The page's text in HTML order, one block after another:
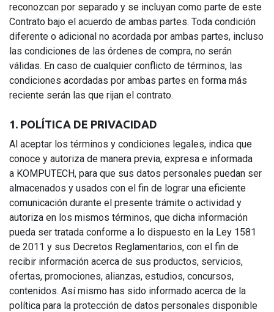
reconozcan por separado y se incluyan como parte de este
Contrato bajo el acuerdo de ambas partes. Toda condición
diferente o adicional no acordada por ambas partes, incluso
las condiciones de las órdenes de compra, no serán
válidas. En caso de cualquier conflicto de términos, las
condiciones acordadas por ambas partes en forma más
reciente serán las que rijan el contrato.
1. POLÍTICA DE PRIVACIDAD
Al aceptar los términos y condiciones legales, indica que
conoce y autoriza de manera previa, expresa e informada
a KOMPUTECH, para que sus datos personales puedan ser
almacenados y usados con el fin de lograr una eficiente
comunicación durante el presente trámite o actividad y
autoriza en los mismos términos, que dicha información
pueda ser tratada conforme a lo dispuesto en la Ley 1581
de 2011 y sus Decretos Reglamentarios, con el fin de
recibir información acerca de sus productos, servicios,
ofertas, promociones, alianzas, estudios, concursos,
contenidos. Así mismo has sido informado acerca de la
política para la protección de datos personales disponible